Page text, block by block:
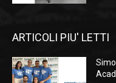
ARTICOLI PIU' LETTI